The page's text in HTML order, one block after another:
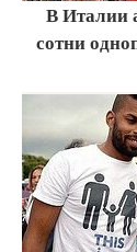
В Италии
сотни